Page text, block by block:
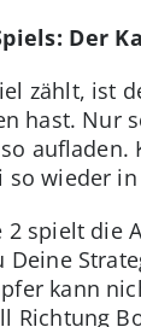
Der
zählt, ist
hast. Nur
so wieder
2 spielt die
Deine
kann
Richtung